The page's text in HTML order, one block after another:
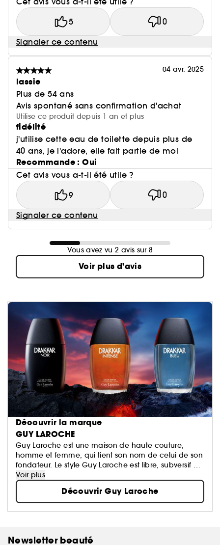
5 0
Signaler ce contenu
04 avr. 2025
lassie
Plus de 54 ans
Avis spontané sans confirmation d'achat
Utilise ce produit depuis 1 an et plus
fidélité
j'utilise cette eau de toilette depuis plus de
40 ans, je l'adore, elle fait partie de moi
Recommande : Oui
Cet avis vous a-t-il été utile ?
9 0
Signaler ce contenu
Vous avez vu 2 avis sur 8
Voir plus d'avis
Découvrir la marque
GUY LAROCHE
Guy Laroche est une maison de haute couture,
homme et femme, qui tient son nom de celui de son
fondateur. Le style Guy Laroche est libre, subversif et
luxueux.
Les parfums pour pour hommes et pour femmes Guy
Laroche incarnent l'esprit de la couture : un homme
accompli mais sensible et irrésistiblement séduisant
et une femme élégante, moderne et légèrement
Voir plus
Découvrir Guy Laroche
Newsletter beauté